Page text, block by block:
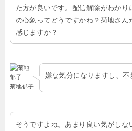
た方が良いです。配信解除がわかり
の心象ってどうですかね？菊地さん
感じますか？
菊地郁子
嫌な気分になりますし、不
そうですよね。あまり良い気がしな